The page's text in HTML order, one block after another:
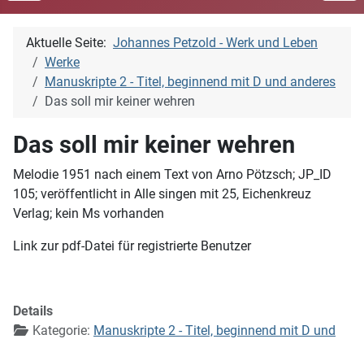
Aktuelle Seite: Johannes Petzold - Werk und Leben
Werke
Manuskripte 2 - Titel, beginnend mit D und anderes
Das soll mir keiner wehren
Das soll mir keiner wehren
Melodie 1951 nach einem Text von Arno Pötzsch; JP_ID
105; veröffentlicht in Alle singen mit 25, Eichenkreuz
Verlag; kein Ms vorhanden
Link zur pdf-Datei für registrierte Benutzer
Details
Kategorie: Manuskripte 2 - Titel, beginnend mit D und